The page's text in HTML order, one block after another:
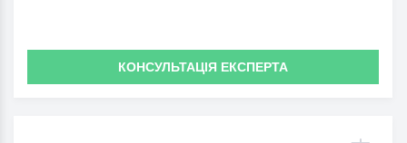
КОНСУЛЬТАЦІЯ ЕКСПЕРТА